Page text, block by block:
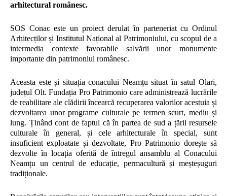
arhitectural românesc.
SOS Conac este un proiect derulat în parteneriat cu Ordinul
Arhitecților și Institutul Național al Patrimoniului, cu scopul de a
intermedia contexte favorabile salvării unor monumente
importante din patrimoniul românesc.
Aceasta este și situația conacului Neamțu situat în satul Olari,
județul Olt. Fundația Pro Patrimonio care administrează lucrările
de reabilitare ale clădirii încearcă recuperarea valorilor acestuia și
dezvoltarea unor programe culturale pe termen scurt, mediu și
lung. Ținând cont de faptul că în partea de sud a țării resursele
culturale în general, și cele arhitecturale în special, sunt
insuficient exploatate și dezvoltate, Pro Patrimonio dorește să
dezvolte în locația oferită de întregul ansamblu al Conacului
Neamțu un centrul de educație, permacultură și meșteșuguri
tradiționale.